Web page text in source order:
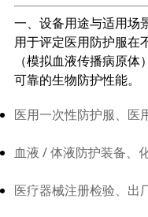
一、设备用途与适用场
用于评定医用防护服在
（模拟血液传播病原
可靠的生物防护性能。
医用一次性防护服、医
血液 / 体液防护装备、
医疗器械注册检验、出